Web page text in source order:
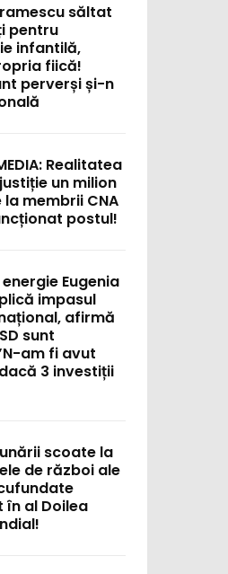
săltat
pentru
infantilă,
fiică!
perverși și-n
Realitatea
un milion
la membrii CNA
postul!
Eugenia
impasul
afirmă
sunt
am fi avut
3 investiții
scoate la
de război ale
în al Doilea